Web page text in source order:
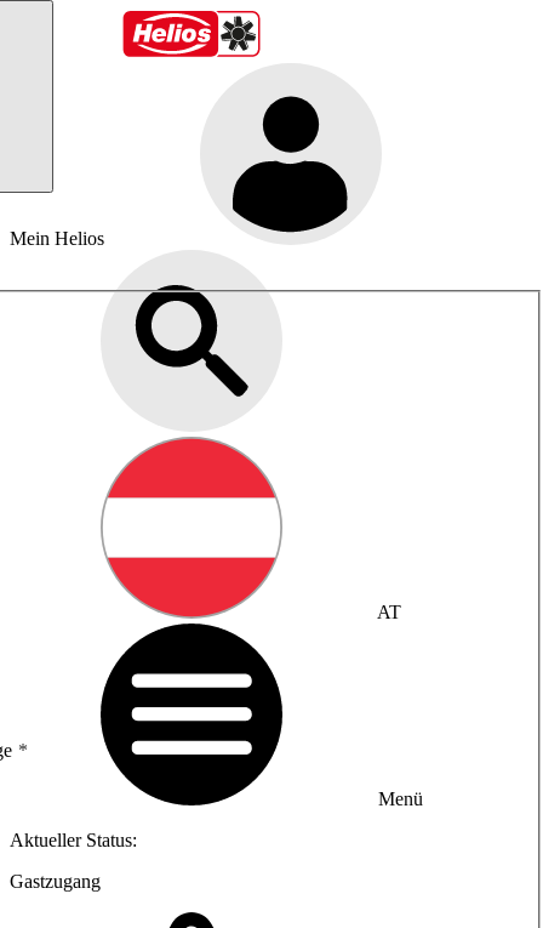
Mein Helios
AT
Menü
Aktueller Status:
Gastzugang